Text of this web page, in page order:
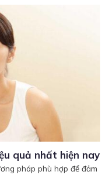
quả nhất hiện nay
pháp phù hợp để đảm